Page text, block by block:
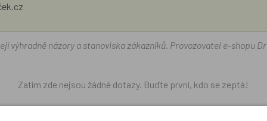
výhradně názory a stanoviska zákazníků. Provozovatel e-shopu
Zatím zde nejsou žádné dotazy. Buďte první, kdo se zeptá!